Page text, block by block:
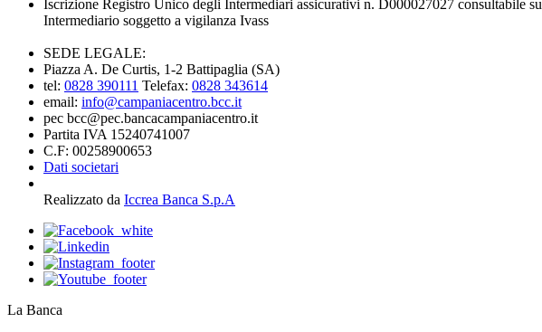
Iscrizione Registro Unico degli Intermediari assicurativi n. D000027027 consultabile su
Intermediario soggetto a vigilanza Ivass
SEDE LEGALE:
Piazza A. De Curtis, 1-2 Battipaglia (SA)
tel: 0828 390111 Telefax: 0828 343614
email: info@campaniacentro.bcc.it
pec bcc@pec.bancacampaniacentro.it
Partita IVA 15240741007
C.F: 00258900653
Dati societari
Realizzato da Iccrea Banca S.p.A
La Banca